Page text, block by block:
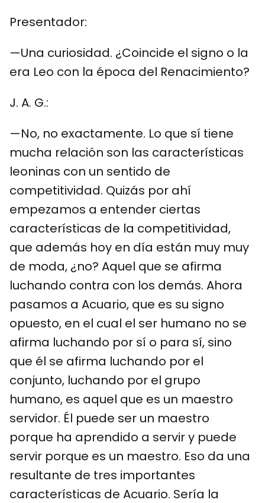
Presentador:
—Una curiosidad. ¿Coincide el signo o la
era Leo con la época del Renacimiento?
J. A. G.:
—No, no exactamente. Lo que sí tiene
mucha relación son las características
leoninas con un sentido de
competitividad. Quizás por ahí
empezamos a entender ciertas
características de la competitividad,
que además hoy en día están muy muy
de moda, ¿no? Aquel que se afirma
luchando contra con los demás. Ahora
pasamos a Acuario, que es su signo
opuesto, en el cual el ser humano no se
afirma luchando por sí o para sí, sino
que él se afirma luchando por el
conjunto, luchando por el grupo
humano, es aquel que es un maestro
servidor. Él puede ser un maestro
porque ha aprendido a servir y puede
servir porque es un maestro. Eso da una
resultante de tres importantes
características de Acuario. Sería la